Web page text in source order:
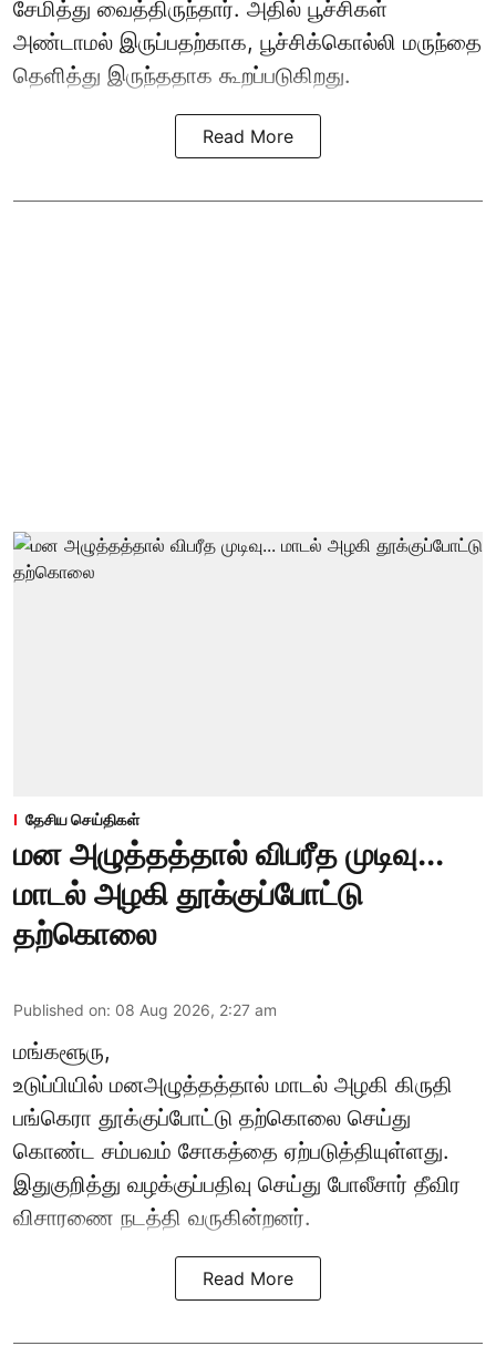
சேமித்து வைத்திருந்தார். அதில் பூச்சிகள்
அண்டாமல் இருப்பதற்காக, பூச்சிக்கொல்லி மருந்தை
தெளித்து இருந்ததாக கூறப்படுகிறது.
Read More
தேசிய செய்திகள்
மன அழுத்தத்தால் விபரீத முடிவு...
மாடல் அழகி தூக்குப்போட்டு
தற்கொலை
Published on: 08 Aug 2026, 2:27 am
மங்களூரு,
உடுப்பியில் மனஅழுத்தத்தால் மாடல் அழகி கிருதி
பங்கெரா தூக்குப்போட்டு தற்கொலை செய்து
கொண்ட சம்பவம் சோகத்தை ஏற்படுத்தியுள்ளது.
இதுகுறித்து வழக்குப்பதிவு செய்து போலீசார் தீவிர
விசாரணை நடத்தி வருகின்றனர்.
Read More